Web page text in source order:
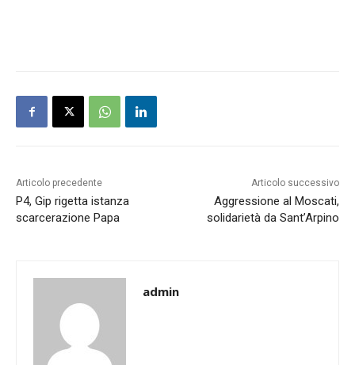
Articolo precedente
P4, Gip rigetta istanza
scarcerazione Papa
Articolo successivo
Aggressione al Moscati,
solidarietà da Sant’Arpino
admin